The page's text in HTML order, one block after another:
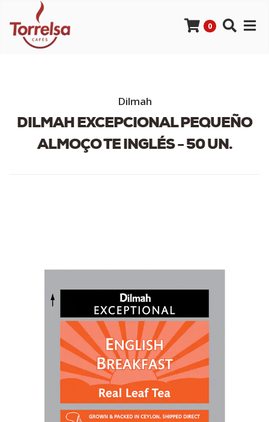
0
Dilmah
DILMAH EXCEPCIONAL PEQUEÑO
ALMOÇO TE INGLÉS - 50 UN.